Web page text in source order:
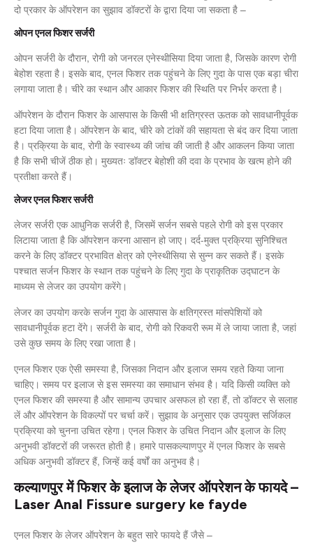
दो प्रकार के ऑपरेशन का सुझाव डॉक्टरों के द्वारा दिया जा सकता है –
ओपन एनल फिशर सर्जरी
ओपन सर्जरी के दौरान, रोगी को जनरल एनेस्थीसिया दिया जाता है, जिसके कारण रोगी
बेहोश रहता है। इसके बाद, एनल फिशर तक पहुंचने के लिए गुदा के पास एक बड़ा चीरा
लगाया जाता है। चीरे का स्थान और आकार फिशर की स्थिति पर निर्भर करता है।
ऑपरेशन के दौरान फिशर के आसपास के किसी भी क्षतिग्रस्त ऊतक को सावधानीपूर्वक
हटा दिया जाता है। ऑपरेशन के बाद, चीरे को टांकों की सहायता से बंद कर दिया जाता
है। प्रक्रिया के बाद, रोगी के स्वास्थ्य की जांच की जाती है और आकलन किया जाता
है कि सभी चीजें ठीक हो। मुख्यतः डॉक्टर बेहोशी की दवा के प्रभाव के खत्म होने की
प्रतीक्षा करते हैं।
लेजर एनल फिशर सर्जरी
लेजर सर्जरी एक आधुनिक सर्जरी है, जिसमें सर्जन सबसे पहले रोगी को इस प्रकार
लिटाया जाता है कि ऑपरेशन करना आसान हो जाए। दर्द-मुक्त प्रक्रिया सुनिश्चित
करने के लिए डॉक्टर प्रभावित क्षेत्र को एनेस्थीसिया से सुन्न कर सकते हैं। इसके
पश्चात सर्जन फिशर के स्थान तक पहुंचने के लिए गुदा के प्राकृतिक उद्घाटन के
माध्यम से लेजर का उपयोग करेंगे।
लेजर का उपयोग करके सर्जन गुदा के आसपास के क्षतिग्रस्त मांसपेशियों को
सावधानीपूर्वक हटा देंगे। सर्जरी के बाद, रोगी को रिकवरी रूम में ले जाया जाता है, जहां
उसे कुछ समय के लिए रखा जाता है।
एनल फिशर एक ऐसी समस्या है, जिसका निदान और इलाज समय रहते किया जाना
चाहिए। समय पर इलाज से इस समस्या का समाधान संभव है। यदि किसी व्यक्ति को
एनल फिशर की समस्या है और सामान्य उपचार असफल हो रहा हैं, तो डॉक्टर से सलाह
लें और ऑपरेशन के विकल्पों पर चर्चा करें। सुझाव के अनुसार एक उपयुक्त सर्जिकल
प्रक्रिया को चुनना उचित रहेगा। एनल फिशर के उचित निदान और इलाज के लिए
अनुभवी डॉक्टरों की जरूरत होती है। हमारे पासकल्याणपुर में एनल फिशर के सबसे
अधिक अनुभवी डॉक्टर हैं, जिन्हें कई वर्षों का अनुभव है।
कल्याणपुर में फिशर के इलाज के लेजर ऑपरेशन के फायदे –
Laser Anal Fissure surgery ke fayde
एनल फिशर के लेजर ऑपरेशन के बहुत सारे फायदे हैं जैसे –